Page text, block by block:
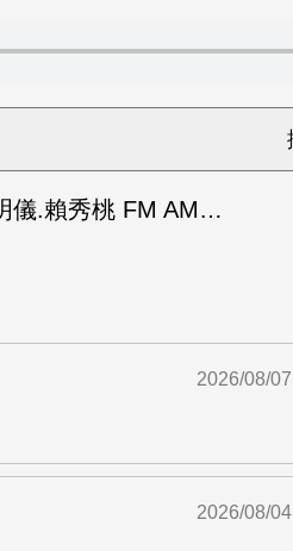
儀.賴秀桃 FM AM…
2026/08/07
2026/08/04